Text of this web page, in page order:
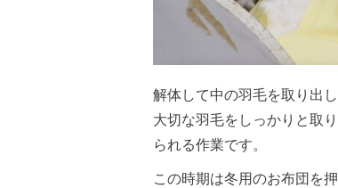
解体して中の羽毛を取り出
大切な羽毛をしっかりと取
られる作業です。
この時期は冬用のお布団を